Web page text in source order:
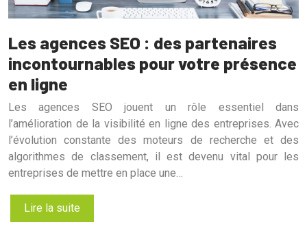
Les agences SEO : des partenaires
incontournables pour votre présence
en ligne
Les agences SEO jouent un rôle essentiel dans
l’amélioration de la visibilité en ligne des entreprises. Avec
l’évolution constante des moteurs de recherche et des
algorithmes de classement, il est devenu vital pour les
entreprises de mettre en place une…
Lire la suite